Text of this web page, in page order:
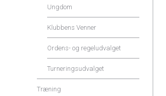
Ungdom
Klubbens Venner
Ordens- og regeludvalget
Turneringsudvalget
Træning